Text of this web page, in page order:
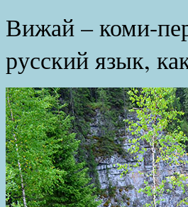
Вижай – коми-
русский язык,